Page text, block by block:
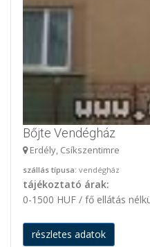
Bőjte Vendégház
Erdély, Csíkszentimre
szállás típusa: vendégház
tájékoztató árak:
0-1500 HUF / fő ellátás
részletes adatok